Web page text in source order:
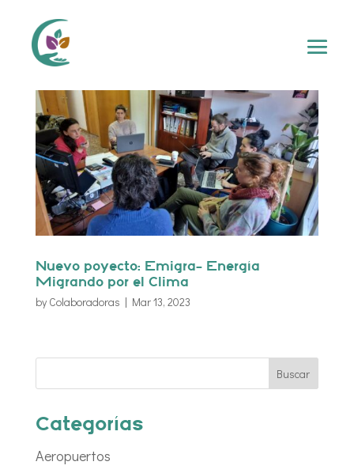
Nuevo poyecto: Emigra- Energía
Migrando por el Clima
by Colaboradoras | Mar 13, 2023
Categorías
Aeropuertos